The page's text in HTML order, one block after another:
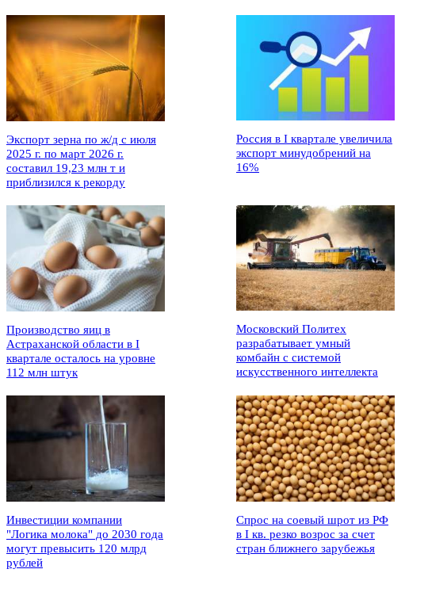
Экспорт зерна по ж/д с июля
2025 г. по март 2026 г.
составил 19,23 млн т и
приблизился к рекорду
Россия в I квартале увеличила
экспорт минудобрений на
16%
Производство яиц в
Астраханской области в I
квартале осталось на уровне
112 млн штук
Московский Политех
разрабатывает умный
комбайн с системой
искусственного интеллекта
Инвестиции компании
"Логика молока" до 2030 года
могут превысить 120 млрд
рублей
Спрос на соевый шрот из РФ
в I кв. резко возрос за счет
стран ближнего зарубежья